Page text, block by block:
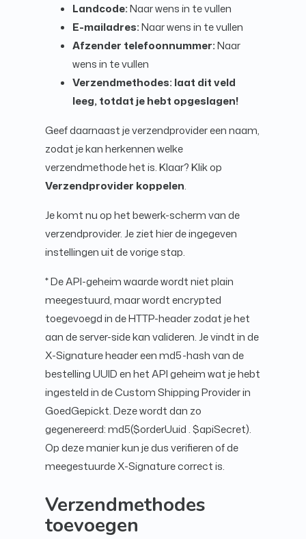
Landcode:Naar wens in te vullen
E-mailadres:Naar wens in te vullen
Afzender telefoonnummer:Naar
wens in te vullen
Verzendmethodes: laat dit veld
leeg, totdat je hebt opgeslagen!
Geef daarnaast je verzendprovider een naam,
zodat je kan herkennen welke
verzendmethode het is. Klaar? Klik op
Verzendprovider koppelen.
Je komt nu op het bewerk-scherm van de
verzendprovider. Je ziet hier de ingegeven
instellingen uit de vorige stap.
* De API-geheim waarde wordt niet plain
meegestuurd, maar wordt encrypted
toegevoegd in de HTTP-header zodat je het
aan de server-side kan valideren. Je vindt in de
X-Signature header een md5-hash van de
bestelling UUID en het API geheim wat je hebt
ingesteld in de Custom Shipping Provider in
GoedGepickt. Deze wordt dan zo
gegenereerd: md5($orderUuid . $apiSecret).
Op deze manier kun je dus verifieren of de
meegestuurde X-Signature correct is.
Verzendmethodes
toevoegen